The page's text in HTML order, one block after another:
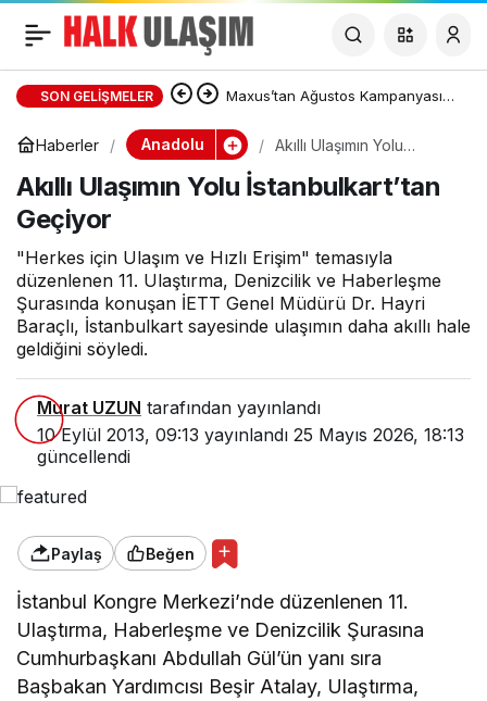
SON GELIŞMELER Maxus’tan Ağustos Kampanyası:
DELIVER 7 ve DELIVER 9’da Sıfır
Faizli Kredi ve Özel Fiyat Avantajı
Haberler Anadolu
Akıllı Ulaşımın Yolu
Akıllı Ulaşımın Yolu İstanbulkart’tan
Geçiyor
"Herkes için Ulaşım ve Hızlı Erişim" temasıyla
düzenlenen 11. Ulaştırma, Denizcilik ve Haberleşme
Şurasında konuşan İETT Genel Müdürü Dr. Hayri
Baraçlı, İstanbulkart sayesinde ulaşımın daha akıllı hale
geldiğini söyledi.
Murat UZUN tarafından yayınlandı
10 Eylül 2013, 09:13 yayınlandı 25 Mayıs 2026, 18:13
güncellendi
Paylaş Beğen
İstanbul Kongre Merkezi’nde düzenlenen 11.
Ulaştırma, Haberleşme ve Denizcilik Şurasına
Cumhurbaşkanı Abdullah Gül’ün yanı sıra
Başbakan Yardımcısı Beşir Atalay, Ulaştırma,
Akıllı Ulaşımın Yolu
İstanbulkart’tan Geçiyor